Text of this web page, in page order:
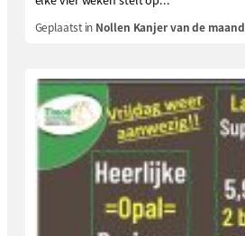
Geplaatst in Nollen Kanjer van de maand